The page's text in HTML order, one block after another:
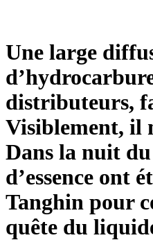
Une large
distributeurs,
Visiblement, il
Dans la nuit
d’essence ont
Tanghin pour
quête du